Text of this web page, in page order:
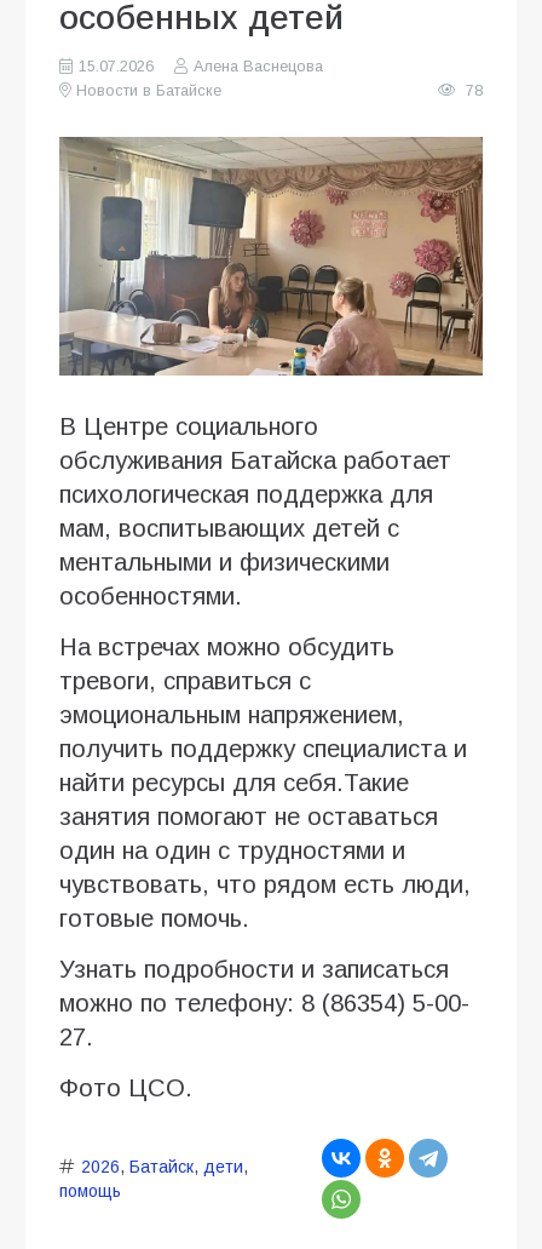
особенных детей
15.07.2026
Алена Васнецова
Новости в Батайске
78
В Центре социального
обслуживания Батайска работает
психологическая поддержка для
мам, воспитывающих детей с
ментальными и физическими
особенностями.
На встречах можно обсудить
тревоги, справиться с
эмоциональным напряжением,
получить поддержку специалиста и
найти ресурсы для себя.Такие
занятия помогают не оставаться
один на один с трудностями и
чувствовать, что рядом есть люди,
готовые помочь.
Узнать подробности и записаться
можно по телефону: 8 (86354) 5-00-
27.
Фото ЦСО.
2026, Батайск, дети,
помощь